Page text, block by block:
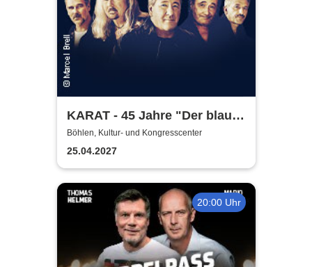
KARAT - 45 Jahre "Der blaue
Planet"
Böhlen, Kultur- und Kongresscenter
25.04.2027
20:00 Uhr